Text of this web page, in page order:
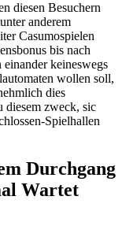
diesen Besuchern
anderem
Casumospielen
bis nach
keineswegs
wollen soll,
dies
diesem zweck, sic
Spielhallen
Durchgang
Wartet